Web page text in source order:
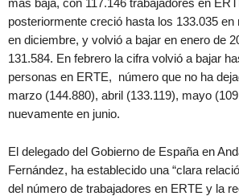
más baja, con 117.146 trabajadores en
posteriormente creció hasta los 133.035 en
en diciembre, y volvió a bajar en enero de
131.584. En febrero la cifra volvió a bajar
personas en ERTE, número que no ha
marzo (144.880), abril (133.119), mayo
nuevamente en junio.
El delegado del Gobierno de España en
Fernández, ha establecido una “clara
del número de trabajadores en ERTE y la